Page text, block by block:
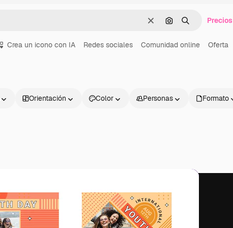
BorrarBuscar por imagen
BuscarPrecios
Crea un icono con IA Redes sociales Comunidad online Oferta
Orientación Color Personas Formato
Productos Información útil Empresa